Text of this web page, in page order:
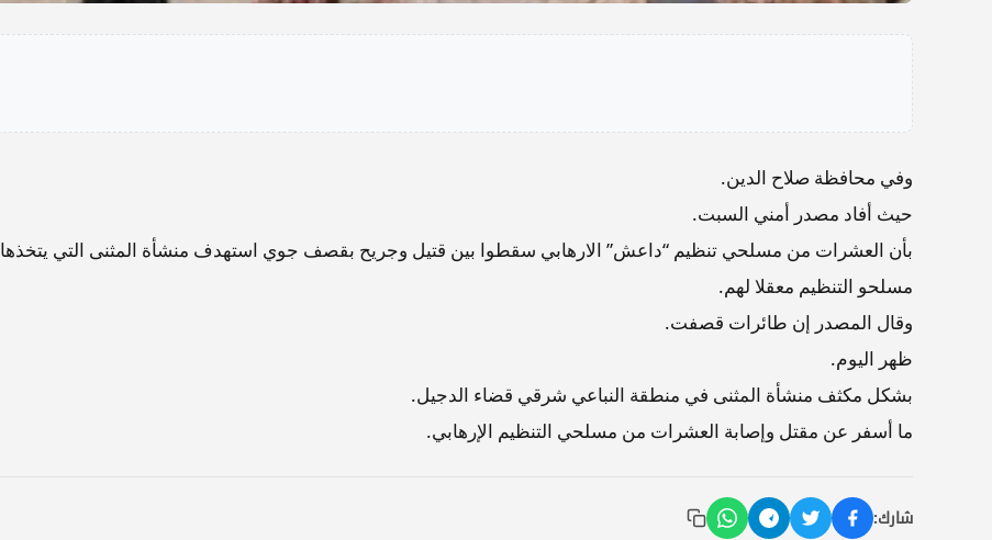
وفي محافظة صلاح الدين.
حيث أفاد مصدر أمني السبت.
بأن العشرات من مسلحي تنظيم “داعش” الارهابي سقطوا بين قتيل وجريح بقصف جوي استهدف منشأة المثنى التي يتخذها
مسلحو التنظيم معقلا لهم.
وقال المصدر إن طائرات قصفت.
ظهر اليوم.
بشكل مكثف منشأة المثنى في منطقة النباعي شرقي قضاء الدجيل.
ما أسفر عن مقتل وإصابة العشرات من مسلحي التنظيم الإرهابي.
شارك: